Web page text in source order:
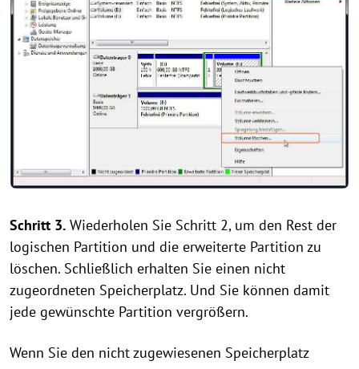
Schritt 3. Wiederholen Sie Schritt 2, um den Rest der
logischen Partition und die erweiterte Partition zu
löschen. Schließlich erhalten Sie einen nicht
zugeordneten Speicherplatz. Und Sie können damit
jede gewünschte Partition vergrößern.
Wenn Sie den nicht zugewiesenen Speicherplatz